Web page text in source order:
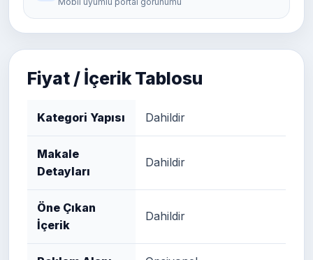
Fiyat / İçerik Tablosu
Kategori Yapısı Dahildir
Makale
Detayları
Dahildir
Öne Çıkan
İçerik
Dahildir